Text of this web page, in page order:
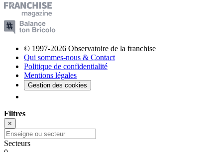
© 1997-2026 Observatoire de la franchise
Qui sommes-nous & Contact
Politique de confidentialité
Mentions légales
Gestion des cookies
Filtres
×
Secteurs